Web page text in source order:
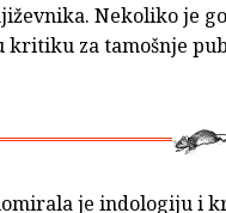
Nekoliko je
kritiku za tamošnje
je indologiju i